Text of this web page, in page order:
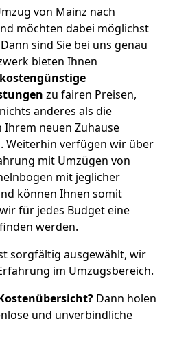
von Mainz nach
möchten dabei möglichst
Dann sind Sie bei uns genau
bieten Ihnen
kostengünstige
zu fairen Preisen,
anderes als die
neuen Zuhause
Weiterhin verfügen wir über
mit Umzügen von
mit jeglicher
können Ihnen somit
für jedes Budget eine
werden.
sorgfältig ausgewählt, wir
im Umzugsbereich.
Dann holen
und unverbindliche